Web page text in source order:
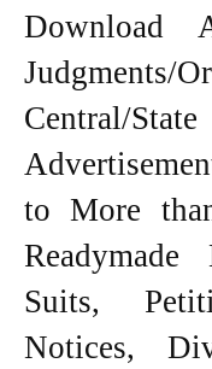
Download
Central/
to More
Suits,
Notices,